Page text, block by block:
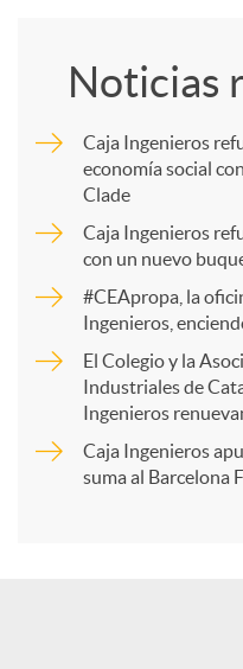
m
r
Noticias
Caja Ingenieros
economía social
Clade
Caja Ingenieros
con un nuevo
#CEApropa, la
Ingenieros,
El Colegio y la
Industriales de
Ingenieros
Caja Ingenieros
suma al Barcelona